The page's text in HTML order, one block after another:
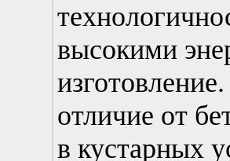
высокими
отличие от
в кустарных